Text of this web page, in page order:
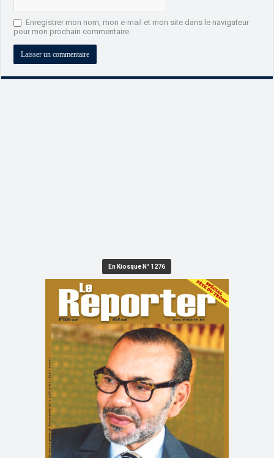
Enregistrer mon nom, mon e-mail et mon site dans le navigateur
pour mon prochain commentaire.
En Kiosque N° 1276